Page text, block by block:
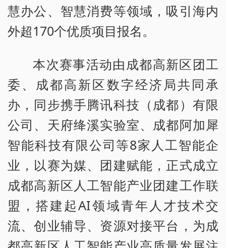
慧办公、智慧消费等领域，吸引海内
外超170个优质项目报名。
本次赛事活动由成都高新区团工
委、成都高新区数字经济局共同承
办，同步携手腾讯科技（成都）有限
公司、天府绛溪实验室、成都阿加犀
智能科技有限公司等8家人工智能企
业，以赛为媒、团建赋能，正式成立
成都高新区人工智能产业团建工作联
盟，搭建起AI领域青年人才技术交
流、创业辅导、资源对接平台，为成